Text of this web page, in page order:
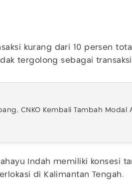
kurang dari 10 persen
tergolong sebagai
CNKO Kembali Tambah Modal
Indah memiliki konsesi
di Kalimantan Tengah.